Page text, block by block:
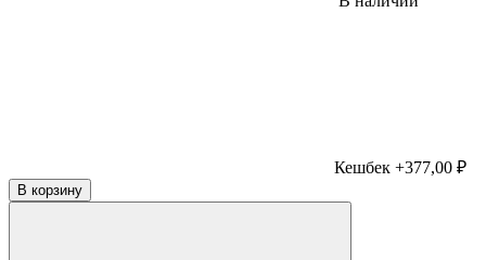
Кешбек +377,00 ₽
В корзину